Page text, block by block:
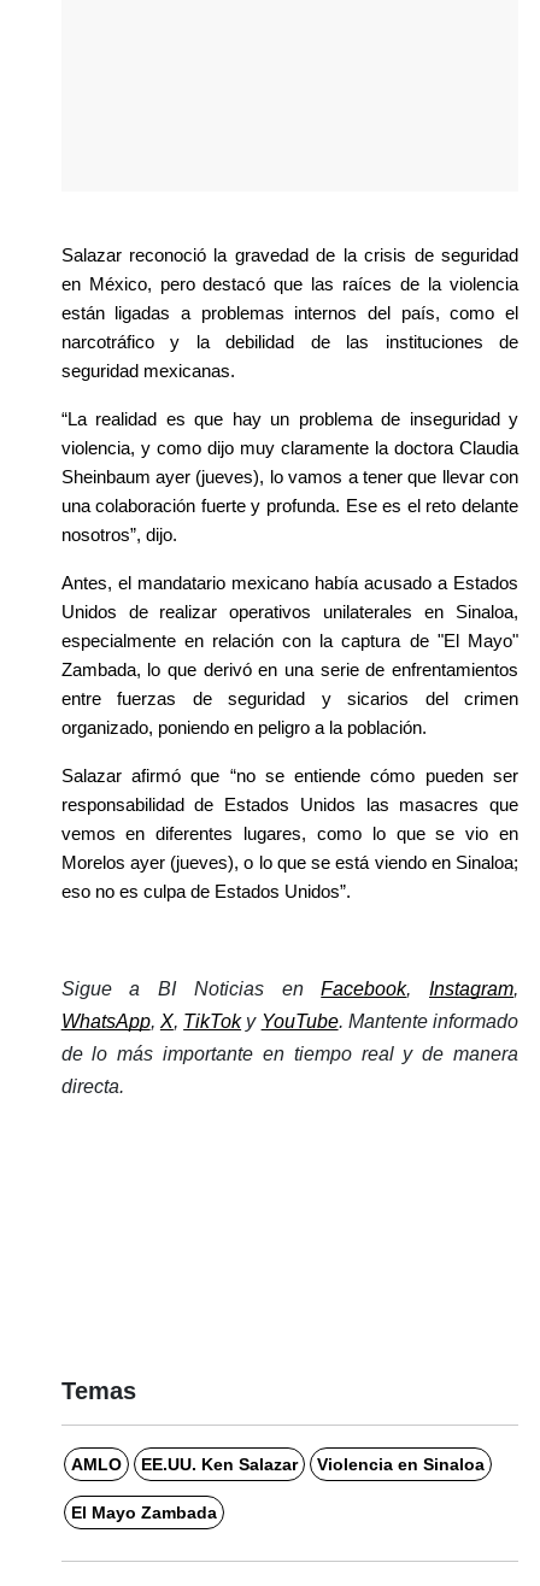
Salazar reconoció la gravedad de la crisis de seguridad
en México, pero destacó que las raíces de la violencia
están ligadas a problemas internos del país, como el
narcotráfico y la debilidad de las instituciones de
seguridad mexicanas.
“La realidad es que hay un problema de inseguridad y
violencia, y como dijo muy claramente la doctora Claudia
Sheinbaum ayer (jueves), lo vamos a tener que llevar con
una colaboración fuerte y profunda. Ese es el reto delante
nosotros”, dijo.
Antes, el mandatario mexicano había acusado a Estados
Unidos de realizar operativos unilaterales en Sinaloa,
especialmente en relación con la captura de "El Mayo"
Zambada, lo que derivó en una serie de enfrentamientos
entre fuerzas de seguridad y sicarios del crimen
organizado, poniendo en peligro a la población.
Salazar afirmó que “no se entiende cómo pueden ser
responsabilidad de Estados Unidos las masacres que
vemos en diferentes lugares, como lo que se vio en
Morelos ayer (jueves), o lo que se está viendo en Sinaloa;
eso no es culpa de Estados Unidos”.
Sigue a BI Noticias en Facebook, Instagram,
WhatsApp, X, TikTok y YouTube. Mantente informado
de lo más importante en tiempo real y de manera
directa.
Temas
AMLO EE.UU. Ken Salazar Violencia en Sinaloa
El Mayo Zambada